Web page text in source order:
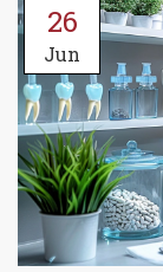
26
Jun